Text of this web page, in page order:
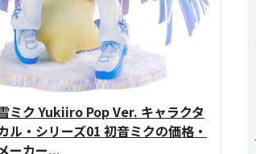
ミク Yukiiro Pop Ver. キャラクタ
ル・シリーズ01 初音ミクの価格・
ーカー...